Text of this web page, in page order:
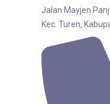
Jalan Mayjen
Kec. Turen,